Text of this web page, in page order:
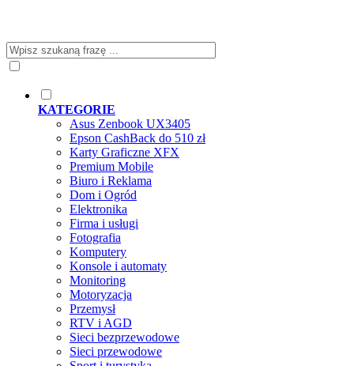
KATEGORIE
Asus Zenbook UX3405
Epson CashBack do 510 zł
Karty Graficzne XFX
Premium Mobile
Biuro i Reklama
Dom i Ogród
Elektronika
Firma i usługi
Fotografia
Komputery
Konsole i automaty
Monitoring
Motoryzacja
Przemysł
RTV i AGD
Sieci bezprzewodowe
Sieci przewodowe